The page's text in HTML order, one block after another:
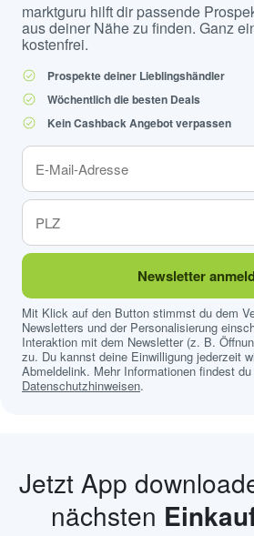
marktguru hilft dir passende
aus deiner Nähe zu finden. Ganz
kostenfrei.
Prospekte deiner Lieblingshändler
Wöchentlich die besten Deals
Kein Cashback Angebot verpassen
Newsletter
Mit Klick auf den Button stimmst du dem
Newsletters und der Personalisierung
Interaktion mit dem Newsletter (z. B.
zu. Du kannst deine Einwilligung jederzeit
Abmeldelink. Mehr Informationen findest
Datenschutzhinweisen.
Jetzt App
nächsten